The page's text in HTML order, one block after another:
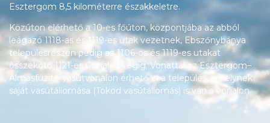
Esztergom 8,5 kilométerre északkeletre.
Közúton elérhető a 10-es főúton, központjába az abból
leágazó 1118-as és 1119-es utak vezetnek, Ebszőnybánya
településrészén pedig az 1106-os és 1119-es utakat
összekötő 1121-es út halad végig. Vonattal az Esztergom–
Almásfüzitő-vasútvonalon érhető el a település, amelynek
saját vasútállomása (Tokod vasútállomás) is van a vonalon.